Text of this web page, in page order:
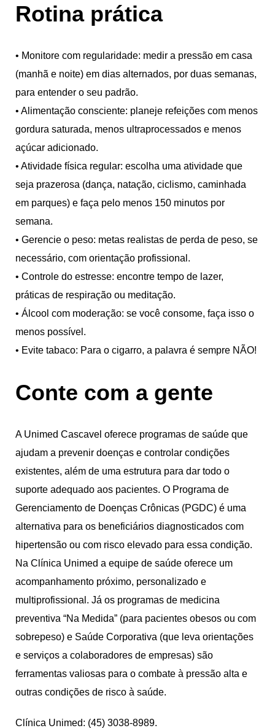
Rotina prática
• Monitore com regularidade: medir a pressão em casa
(manhã e noite) em dias alternados, por duas semanas,
para entender o seu padrão.
• Alimentação consciente: planeje refeições com menos
gordura saturada, menos ultraprocessados e menos
açúcar adicionado.
• Atividade física regular: escolha uma atividade que
seja prazerosa (dança, natação, ciclismo, caminhada
em parques) e faça pelo menos 150 minutos por
semana.
• Gerencie o peso: metas realistas de perda de peso, se
necessário, com orientação profissional.
• Controle do estresse: encontre tempo de lazer,
práticas de respiração ou meditação.
• Álcool com moderação: se você consome, faça isso o
menos possível.
• Evite tabaco: Para o cigarro, a palavra é sempre NÃO!
Conte com a gente
A Unimed Cascavel oferece programas de saúde que
ajudam a prevenir doenças e controlar condições
existentes, além de uma estrutura para dar todo o
suporte adequado aos pacientes. O Programa de
Gerenciamento de Doenças Crônicas (PGDC) é uma
alternativa para os beneficiários diagnosticados com
hipertensão ou com risco elevado para essa condição.
Na Clínica Unimed a equipe de saúde oferece um
acompanhamento próximo, personalizado e
multiprofissional. Já os programas de medicina
preventiva “Na Medida” (para pacientes obesos ou com
sobrepeso) e Saúde Corporativa (que leva orientações
e serviços a colaboradores de empresas) são
ferramentas valiosas para o combate à pressão alta e
outras condições de risco à saúde.
Clínica Unimed: (45) 3038-8989.